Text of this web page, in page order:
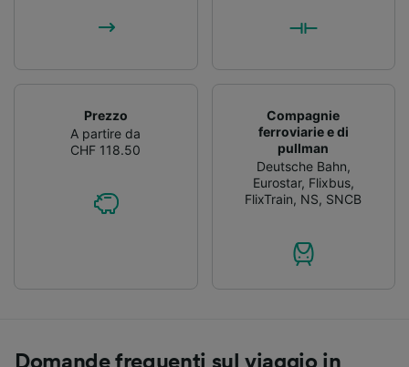
Prezzo
A partire da
CHF 118.50
Compagnie
ferroviarie e di
pullman
Deutsche Bahn,
Eurostar, Flixbus,
FlixTrain, NS, SNCB
Domande frequenti sul viaggio in